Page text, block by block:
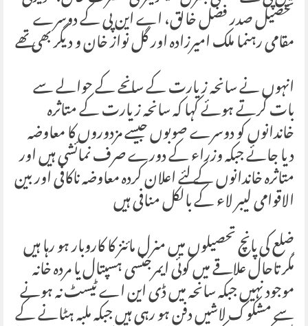
تحصیل صدر فضل خالق، اے این پی کے دوسرے
مقامی رہنما ملک امیرزادہ اور گل نواز خان و دیگر بھی تھے
انہوں نے سانحہ زیارت کے سانحے کے حوالے سے
بات کرتے ہوئے کہا کہ سانحہ زیارت کے متاثرہ
خاندانوں کو دوسرے صوبوں جیسے مزدوروں کا معاوضہ
دیا جائے جبکہ وزراء کے دورے صرف نمائشی ہیں اور
متاثرہ خاندانوں کے لئے اعلان کردہ معاوضہ ناکافی اور بین
الاقوامی لیبر لاء کے بالکل منافی ہیں
ضلع کی پانچ تحصیلوں میں منرل مائنز کا کاروبار ہو رہا ہیں
مگر تاحال علاقے میں کوئی ایمرجنسی ہسپتال یا مردہ خانہ
موجود نہیں جبکہ سانحہ میں ڈی این اے ٹیسٹ نہ ہونے
سے مشکوک لاشیں دفن ہو رہی ہیں جبکہ ملبہ ہٹانے کے